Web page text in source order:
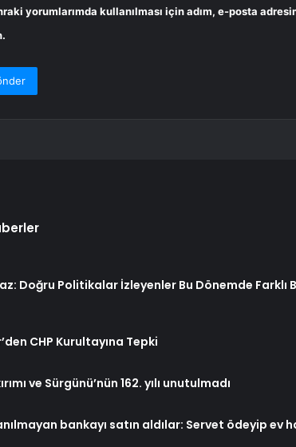
yorumlarımda kullanılması için adım, e-posta
Doğru Politikalar İzleyenler Bu Dönemde Farklı
CHP Kurultayına Tepki
ve Sürgünü’nün 162. yılı unutulmadı
bankayı satın aldılar: Servet ödeyip ev